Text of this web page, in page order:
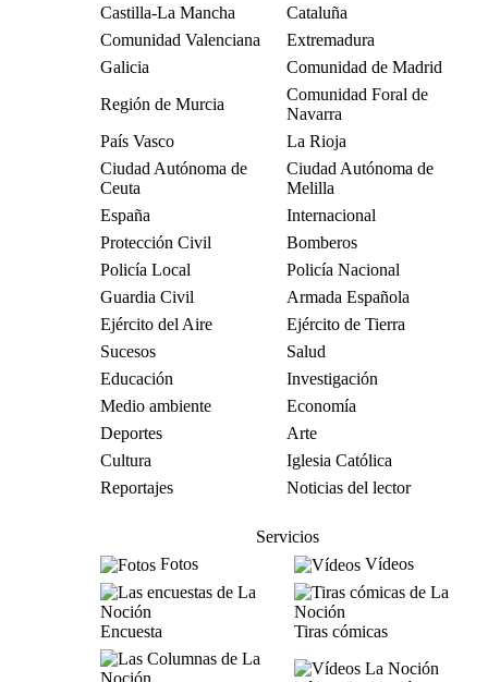
Castilla-La Mancha
Cataluña
Comunidad Valenciana
Extremadura
Galicia
Comunidad de Madrid
Región de Murcia
Comunidad Foral de
Navarra
País Vasco
La Rioja
Ciudad Autónoma de
Ceuta
Ciudad Autónoma de
Melilla
España
Internacional
Protección Civil
Bomberos
Policía Local
Policía Nacional
Guardia Civil
Armada Española
Ejército del Aire
Ejército de Tierra
Sucesos
Salud
Educación
Investigación
Medio ambiente
Economía
Deportes
Arte
Cultura
Iglesia Católica
Reportajes
Noticias del lector
Servicios
Fotos
Vídeos
Encuesta Tiras cómicas